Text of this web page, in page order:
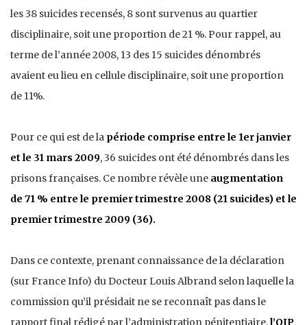
les 38 suicides recensés, 8 sont survenus au quartier
disciplinaire, soit une proportion de 21 %. Pour rappel, au
terme de l’année 2008, 13 des 15 suicides dénombrés
avaient eu lieu en cellule disciplinaire, soit une proportion
de 11%.
Pour ce qui est de la période comprise entre le 1er janvier
et le 31 mars 2009, 36 suicides ont été dénombrés dans les
prisons françaises. Ce nombre révèle une augmentation
de 71 % entre le premier trimestre 2008 (21 suicides) et le
premier trimestre 2009 (36).
Dans ce contexte, prenant connaissance de la déclaration
(sur France Info) du Docteur Louis Albrand selon laquelle la
commission qu’il présidait ne se reconnaît pas dans le
rapport final rédigé par l’administration pénitentiaire,l’OIP